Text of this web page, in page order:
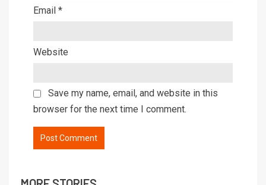
Email *
Website
Save my name, email, and website in this
browser for the next time I comment.